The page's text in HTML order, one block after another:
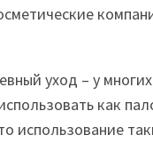
уход – у
как
использование